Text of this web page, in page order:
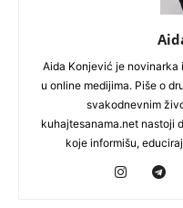
Aida Konjević je novinarka
u online medijima. Piše o
svakodnevnim
kuhajtesanama.net nastoji
koje informišu,